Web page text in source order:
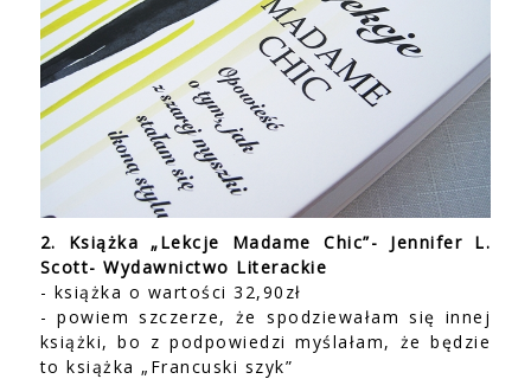
2. Książka „Lekcje Madame Chic”- Jennifer L.
Scott- Wydawnictwo Literackie
- książka o wartości 32,90zł
- powiem szczerze, że spodziewałam się innej
książki, bo z podpowiedzi myślałam, że będzie
to książka „Francuski szyk”